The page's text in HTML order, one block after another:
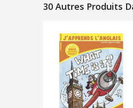
30 Autres Produits